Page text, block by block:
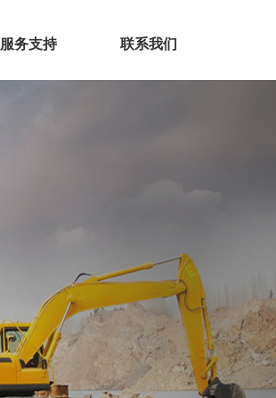
服务支持 联系我们